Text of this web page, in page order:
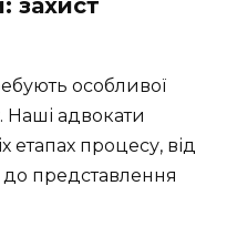
захист
особливої
Наші адвокати
етапах процесу, від
до представлення